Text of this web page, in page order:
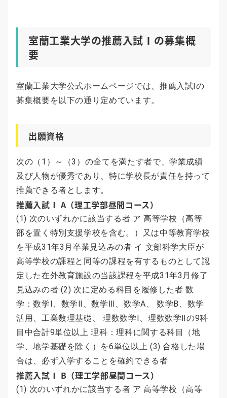
室蘭工業大学の推薦入試Ⅰの募集概
要
室蘭工業大学公式ホームページでは、推薦入試Ⅰの
募集概要を以下の通り定めています。
出願資格
次の（1）～（3）の全てを満たす者で、学業成績
及び人物が優秀であり、特に学校長が責任を持って
推薦できる者とします。
推薦入試Ⅰ A（理工学部昼間コース）
(1) 次のいずれかに該当する者 ア 高等学校（高等
部を置く特別支援学校を含む。）又は中等教育学校
を平成31年3月卒業見込みの者 イ 文部科学大臣が
高等学校の課程と同等の課程を有するものとして認
定した在外教育施設の当該課程を平成31年3月修了
見込みの者 (2) 次に定める科目を履修した者 数
学：数学Ⅰ、数学Ⅱ、数学Ⅲ、数学A、 数学B、数学
活用、工業数理基礎、 理数数学Ⅰ、理数数学Ⅱの9科
目中合計9単位以上 理科：理科に関する科目（地
学、地学基礎を除く）を6単位以上 (3) 合格した場
合は、必ず入学することを確約できる者
推薦入試Ⅰ B（理工学部昼間コース）
(1) 次のいずれかに該当する者 ア 高等学校（高等